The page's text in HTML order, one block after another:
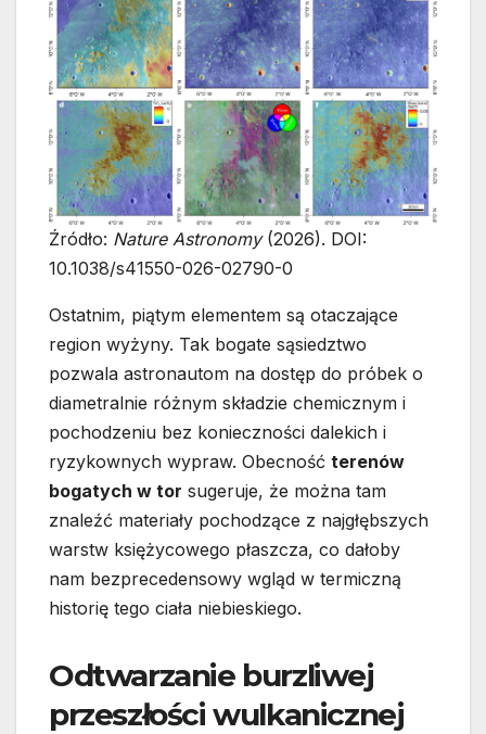
Źródło: Nature Astronomy(2026). DOI:
10.1038/s41550-026-02790-0
Ostatnim, piątym elementem są otaczające
region wyżyny. Tak bogate sąsiedztwo
pozwala astronautom na dostęp do próbek o
diametralnie różnym składzie chemicznym i
pochodzeniu bez konieczności dalekich i
ryzykownych wypraw. Obecność terenów
bogatych w tor sugeruje, że można tam
znaleźć materiały pochodzące z najgłębszych
warstw księżycowego płaszcza, co dałoby
nam bezprecedensowy wgląd w termiczną
historię tego ciała niebieskiego.
Odtwarzanie burzliwej
przeszłości wulkanicznej